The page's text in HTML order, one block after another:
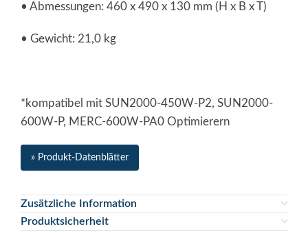
• Abmessungen: 460 x 490 x 130 mm (H x B x T)
• Gewicht: 21,0 kg
*kompatibel mit SUN2000-450W-P2, SUN2000-
600W-P, MERC-600W-PA0 Optimierern
» Produkt-Datenblätter
Zusätzliche Information
Produktsicherheit